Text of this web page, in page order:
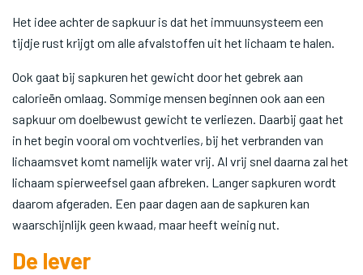
Het idee achter de sapkuur is dat het immuunsysteem een
tijdje rust krijgt om alle afvalstoffen uit het lichaam te halen.
Ook gaat bij sapkuren het gewicht door het gebrek aan
calorieën omlaag. Sommige mensen beginnen ook aan een
sapkuur om doelbewust gewicht te verliezen. Daarbij gaat het
in het begin vooral om vochtverlies, bij het verbranden van
lichaamsvet komt namelijk water vrij. Al vrij snel daarna zal het
lichaam spierweefsel gaan afbreken. Langer sapkuren wordt
daarom afgeraden. Een paar dagen aan de sapkuren kan
waarschijnlijk geen kwaad, maar heeft weinig nut.
De lever